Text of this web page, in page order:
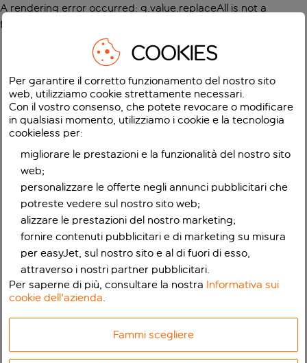
A rendering error occurred: g.value.replaceAll is not a
function
COOKIES
Per garantire il corretto funzionamento del nostro sito
web, utilizziamo cookie strettamente necessari.
Con il vostro consenso, che potete revocare o modificare
in qualsiasi momento, utilizziamo i cookie e la tecnologia
cookieless per:
migliorare le prestazioni e la funzionalità del nostro sito
web;
personalizzare le offerte negli annunci pubblicitari che
potreste vedere sul nostro sito web;
alizzare le prestazioni del nostro marketing;
fornire contenuti pubblicitari e di marketing su misura
per easyJet, sul nostro sito e al di fuori di esso,
attraverso i nostri partner pubblicitari.
Per saperne di più, consultare la nostra Informativa sui
cookie dell'azienda.
Fammi scegliere